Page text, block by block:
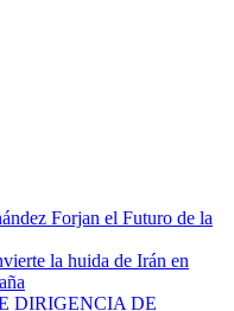
Forjan el Futuro de la
la huida de Irán en
DIRIGENCIA DE